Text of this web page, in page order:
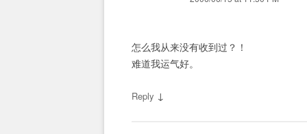
怎么我从来没有收到过？！
难道我运气好。
Reply ↓